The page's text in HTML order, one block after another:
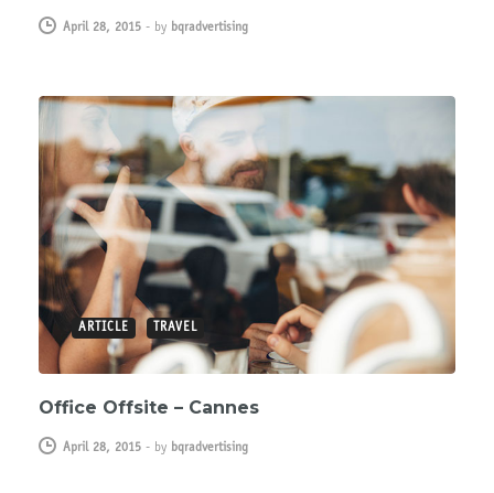
April 28, 2015 - by bqradvertising
ARTICLE TRAVEL
Office Offsite – Cannes
April 28, 2015 - by bqradvertising